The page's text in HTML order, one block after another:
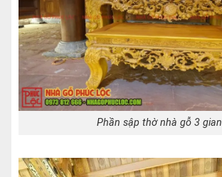
Phần sập thờ nhà gỗ 3 gian